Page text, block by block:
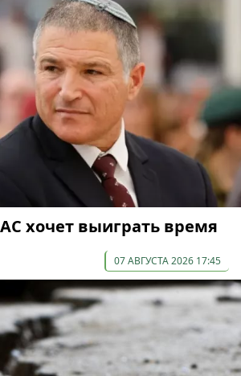
хочет выиграть время
07 АВГУСТА 2026 17:45